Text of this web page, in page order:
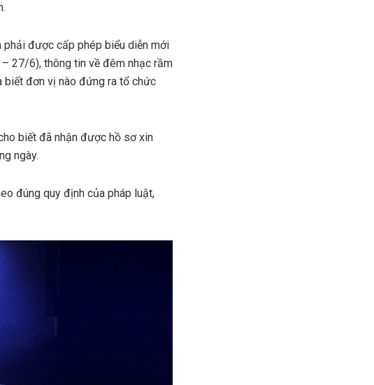
phải được cấp phép biểu diễn mới
27/6), thông tin về đêm nhạc rầm
biết đơn vị nào đứng ra tổ chức
biết đã nhận được hồ sơ xin
ngày.
đúng quy định của pháp luật,